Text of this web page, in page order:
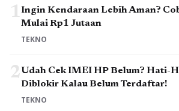
1Ingin Kendaraan Lebih Aman?
Mulai Rp1 Jutaan
TEKNO
2Udah Cek IMEI HP Belum? Hati-
Diblokir Kalau Belum Terdaftar!
TEKNO